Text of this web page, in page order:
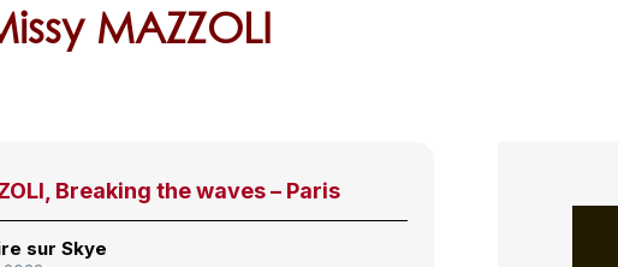
MAZZOLI
Breaking the waves – Paris
sur Skye